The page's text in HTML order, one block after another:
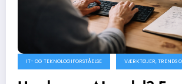
IT- OG TEKNOLOGIFORSTÅELSE VÆRKTØJER, TRENDS